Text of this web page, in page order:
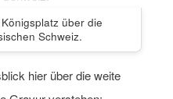
über die
Schweiz.
hier über die weite